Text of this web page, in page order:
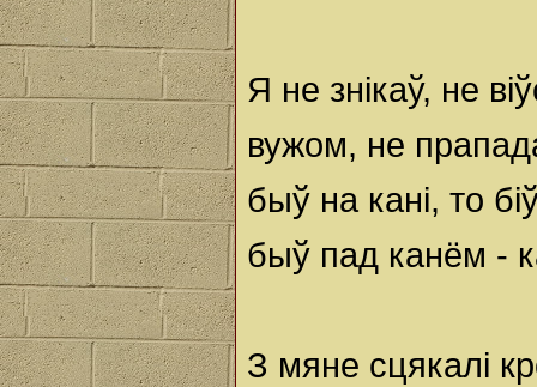
Я не знікаў, не
вужом, не
быў на кані, то
быў пад канём -
З мяне сцякалі